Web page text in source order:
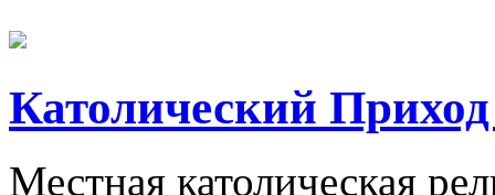
Католический
Местная католическая